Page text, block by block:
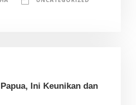
Ini Keunikan dan